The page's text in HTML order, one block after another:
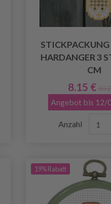
STICKPACKUNG
HARDANGER 3
CM
8.15 €
Angebot bis 12/
Anzahl
19% Rabatt